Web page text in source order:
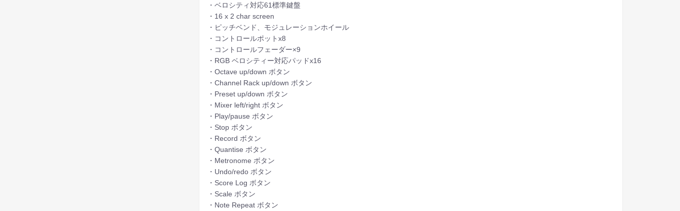
・ベロシティ対応61標準鍵盤
・16 x 2 char screen
・ピッチベンド、モジュレーションホイール
・コントロールポットx8
・コントロールフェーダー×9
・RGB ベロシティー対応パッドx16
・Octave up/down ボタン
・Channel Rack up/down ボタン
・Preset up/down ボタン
・Mixer left/right ボタン
・Play/pause ボタン
・Stop ボタン
・Record ボタン
・Quantise ボタン
・Metronome ボタン
・Undo/redo ボタン
・Score Log ボタン
・Scale ボタン
・Note Repeat ボタン